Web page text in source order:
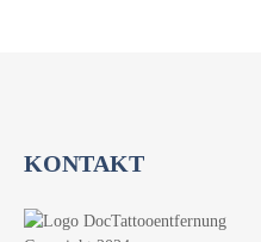
KONTAKT